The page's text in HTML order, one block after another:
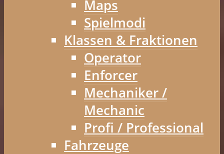
Maps
Spielmodi
Klassen & Fraktionen
Operator
Enforcer
Mechaniker /
Mechanic
Profi / Professional
Fahrzeuge